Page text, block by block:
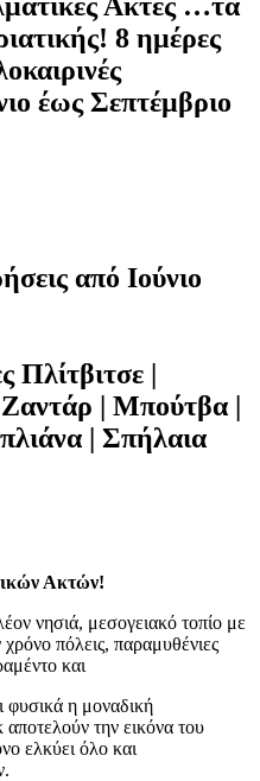
8 ημέρες
έως Σεπτέμβριο
από Ιούνιο
Πλίτβιτσε |
| Μπούτβα |
| Σπήλαια
Ακτών!
νησιά, μεσογειακό τοπίο με
πόλεις, παραμυθένιες
και
φυσικά η μοναδική
την εικόνα του
ελκύει όλο και